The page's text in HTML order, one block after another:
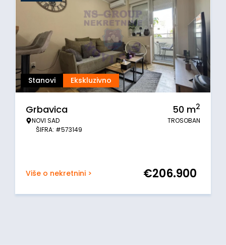
Stanovi Ekskluzivno
Grbavica
NOVI SAD
ŠIFRA: #573149
50 m2
TROSOBAN
Više o nekretnini > €206.900